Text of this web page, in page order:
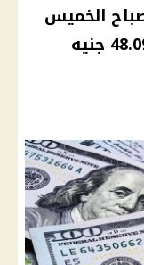
بتحديث صباح الخميس
18 سبتمبر ويستقر ببنك مصر 48.09 جنيه